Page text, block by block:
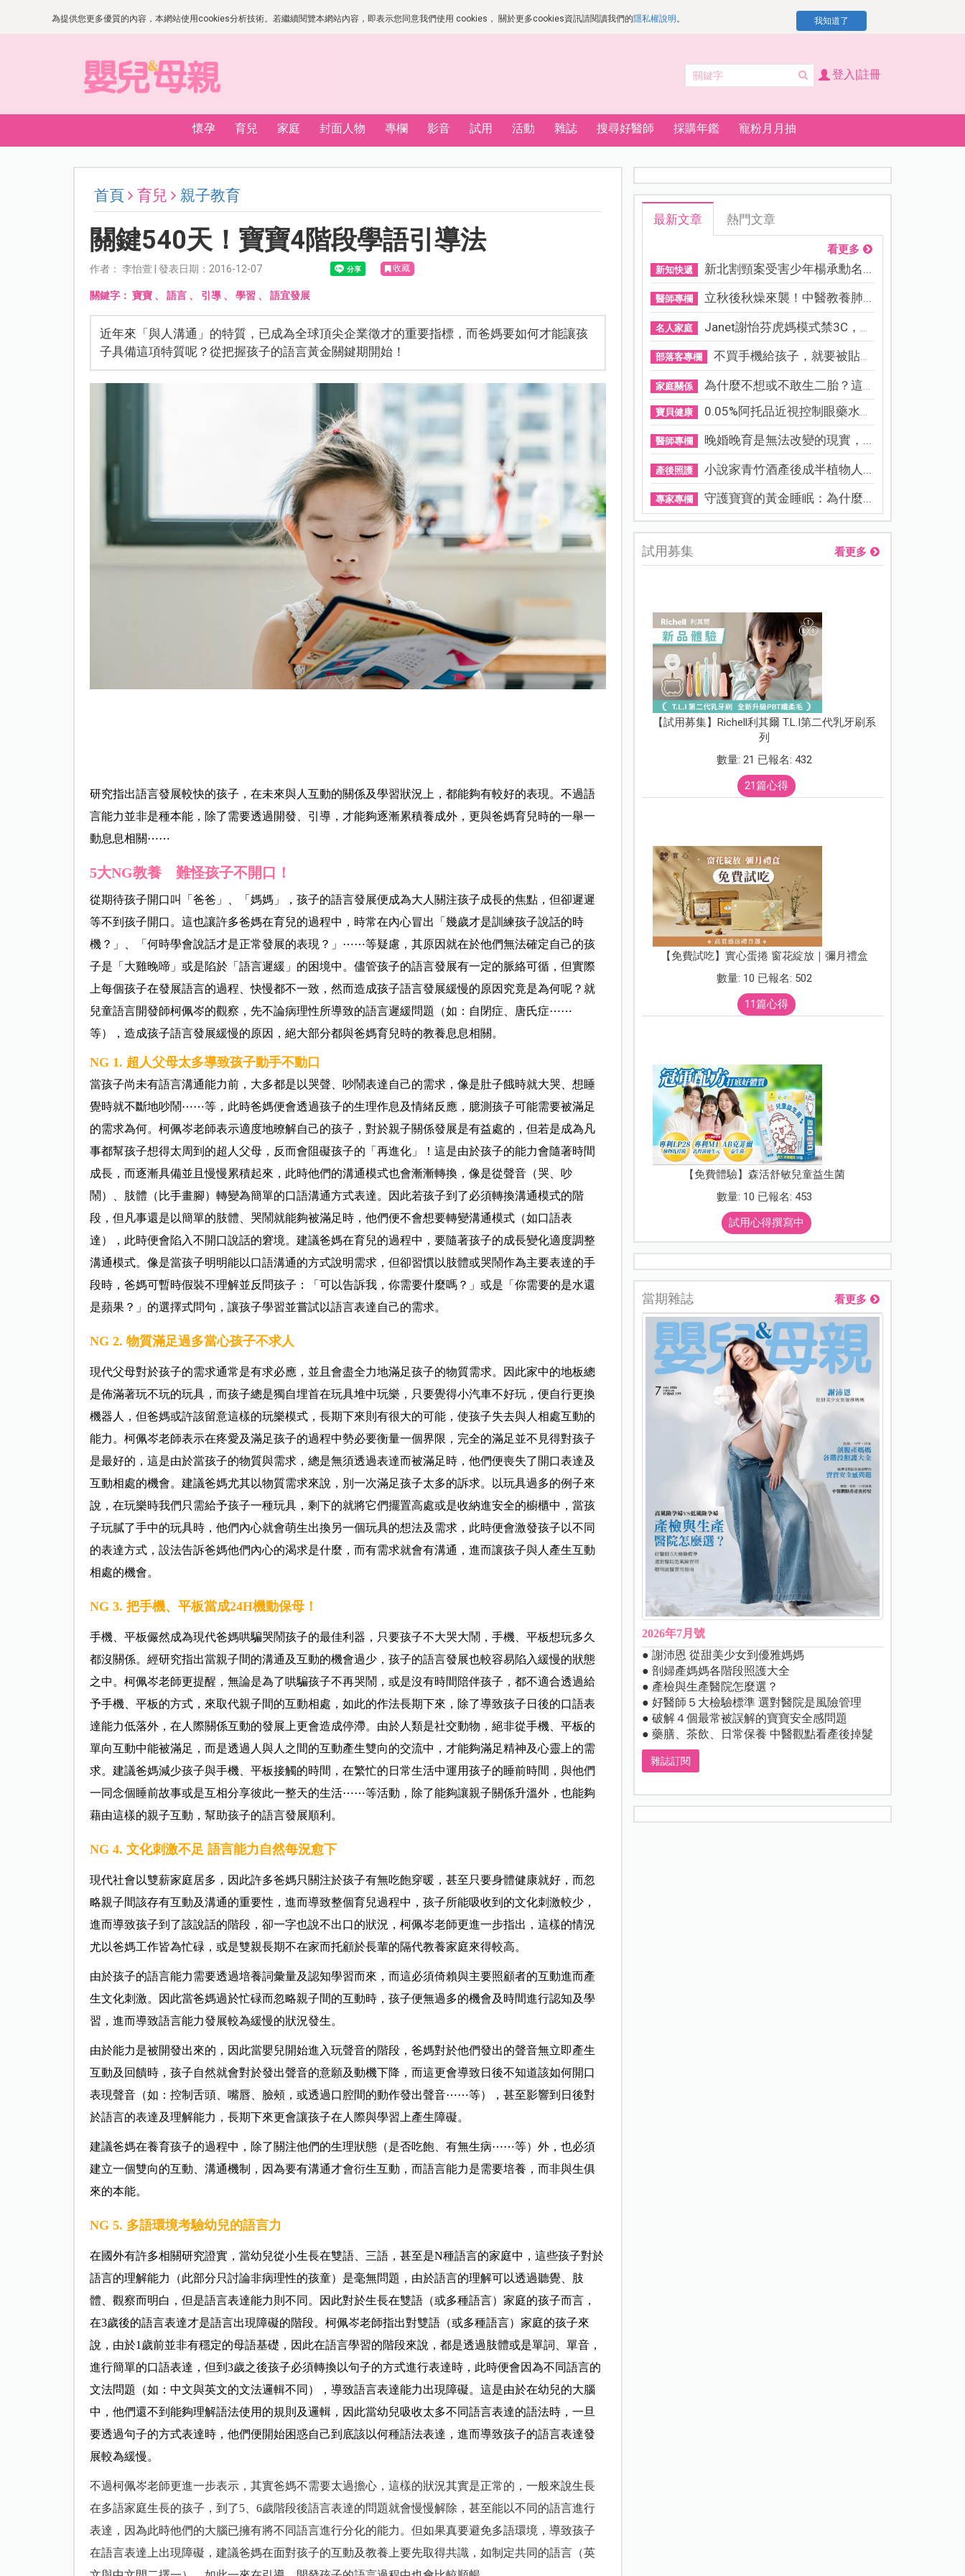
為提供您更多優質的內容，本網站使用cookies分析技術。若繼續閱覽本網站內容，即表示您同意我們使用 cookies， 關於更多cookies資訊請閱讀我們的隱私權說明 。 我知道了
登入|註冊
懷孕 育兒 家庭 封面人物 專欄 影音 試用 活動 雜誌 搜尋好醫師 採購年鑑 寵粉月月抽
首頁 育兒 親子教育
關鍵540天！寶寶4階段學語引導法
作者： 李怡萱 | 發表日期：2016-12-07 收藏
關鍵字： 寶寶、 語言、 引導、 學習 、 語宜發展
近年來「與人溝通」的特質，已成為全球頂尖企業徵才的重要指標，而爸媽要如何才能讓孩
子具備這項特質呢？從把握孩子的語言黃金關鍵期開始！
研究指出語言發展較快的孩子，在未來與人互動的關係及學習狀況上，都能夠有較好的表現。不過語
言能力並非是種本能，除了需要透過開發、引導，才能夠逐漸累積養成外，更與爸媽育兒時的一舉一
動息息相關⋯⋯
5大NG教養 難怪孩子不開口！
從期待孩子開口叫「爸爸」、「媽媽」，孩子的語言發展便成為大人關注孩子成長的焦點，但卻遲遲
等不到孩子開口。這也讓許多爸媽在育兒的過程中，時常在內心冒出「幾歲才是訓練孩子說話的時
機？」、「何時學會說話才是正常發展的表現？」⋯⋯等疑慮，其原因就在於他們無法確定自己的孩
子是「大雞晚啼」或是陷於「語言遲緩」的困境中。儘管孩子的語言發展有一定的脈絡可循，但實際
上每個孩子在發展語言的過程、快慢都不一致，然而造成孩子語言發展緩慢的原因究竟是為何呢？就
兒童語言開發師柯佩岑的觀察，先不論病理性所導致的語言遲緩問題（如：自閉症、唐氏症⋯⋯
等），造成孩子語言發展緩慢的原因，絕大部分都與爸媽育兒時的教養息息相關。
NG 1. 超人父母太多導致孩子動手不動口
當孩子尚未有語言溝通能力前，大多都是以哭聲、吵鬧表達自己的需求，像是肚子餓時就大哭、想睡
覺時就不斷地吵鬧⋯⋯等，此時爸媽便會透過孩子的生理作息及情緒反應，臆測孩子可能需要被滿足
的需求為何。柯佩岑老師表示適度地暸解自己的孩子，對於親子關係發展是有益處的，但若是成為凡
事都幫孩子想得太周到的超人父母，反而會阻礙孩子的「再進化」！這是由於孩子的能力會隨著時間
成長，而逐漸具備並且慢慢累積起來，此時他們的溝通模式也會漸漸轉換，像是從聲音（哭、吵
鬧）、肢體（比手畫腳）轉變為簡單的口語溝通方式表達。因此若孩子到了必須轉換溝通模式的階
段，但凡事還是以簡單的肢體、哭鬧就能夠被滿足時，他們便不會想要轉變溝通模式（如口語表
達），此時便會陷入不開口說話的窘境。建議爸媽在育兒的過程中，要隨著孩子的成長變化適度調整
溝通模式。像是當孩子明明能以口語溝通的方式說明需求，但卻習慣以肢體或哭鬧作為主要表達的手
段時，爸媽可暫時假裝不理解並反問孩子：「可以告訴我，你需要什麼嗎？」或是「你需要的是水還
是蘋果？」的選擇式問句，讓孩子學習並嘗試以語言表達自己的需求。
NG 2. 物質滿足過多當心孩子不求人
現代父母對於孩子的需求通常是有求必應，並且會盡全力地滿足孩子的物質需求。因此家中的地板總
是佈滿著玩不玩的玩具，而孩子總是獨自埋首在玩具堆中玩樂，只要覺得小汽車不好玩，便自行更換
機器人，但爸媽或許該留意這樣的玩樂模式，長期下來則有很大的可能，使孩子失去與人相處互動的
能力。柯佩岑老師表示在疼愛及滿足孩子的過程中勢必要衡量一個界限，完全的滿足並不見得對孩子
是最好的，這是由於當孩子的物質與需求，總是無須透過表達而被滿足時，他們便喪失了開口表達及
互動相處的機會。建議爸媽尤其以物質需求來說，別一次滿足孩子太多的訴求。以玩具過多的例子來
說，在玩樂時我們只需給予孩子一種玩具，剩下的就將它們擺置高處或是收納進安全的櫥櫃中，當孩
子玩膩了手中的玩具時，他們內心就會萌生出換另一個玩具的想法及需求，此時便會激發孩子以不同
的表達方式，設法告訴爸媽他們內心的渴求是什麼，而有需求就會有溝通，進而讓孩子與人產生互動
相處的機會。
NG 3. 把手機、平板當成24H機動保母！
手機、平板儼然成為現代爸媽哄騙哭鬧孩子的最佳利器，只要孩子不大哭大鬧，手機、平板想玩多久
都沒關係。經研究指出當親子間的溝通及互動的機會過少，孩子的語言發展也較容易陷入緩慢的狀態
之中。柯佩岑老師更提醒，無論是為了哄騙孩子不再哭鬧，或是沒有時間陪伴孩子，都不適合透過給
予手機、平板的方式，來取代親子間的互動相處，如此的作法長期下來，除了導致孩子日後的口語表
達能力低落外，在人際關係互動的發展上更會造成停滯。由於人類是社交動物，絕非從手機、平板的
單向互動中能被滿足，而是透過人與人之間的互動產生雙向的交流中，才能夠滿足精神及心靈上的需
求。建議爸媽減少孩子與手機、平板接觸的時間，在繁忙的日常生活中運用孩子的睡前時間，與他們
一同念個睡前故事或是互相分享彼此一整天的生活⋯⋯等活動，除了能夠讓親子關係升溫外，也能夠
藉由這樣的親子互動，幫助孩子的語言發展順利。
NG 4. 文化刺激不足 語言能力自然每況愈下
現代社會以雙薪家庭居多，因此許多爸媽只關注於孩子有無吃飽穿暖，甚至只要身體健康就好，而忽
略親子間該存有互動及溝通的重要性，進而導致整個育兒過程中，孩子所能吸收到的文化刺激較少，
進而導致孩子到了該說話的階段，卻一字也說不出口的狀況，柯佩岑老師更進一步指出，這樣的情況
尤以爸媽工作皆為忙碌，或是雙親長期不在家而托顧於長輩的隔代教養家庭來得較高。
由於孩子的語言能力需要透過培養詞彙量及認知學習而來，而這必須倚賴與主要照顧者的互動進而產
生文化刺激。因此當爸媽過於忙碌而忽略親子間的互動時，孩子便無過多的機會及時間進行認知及學
習，進而導致語言能力發展較為緩慢的狀況發生。
由於能力是被開發出來的，因此當嬰兒開始進入玩聲音的階段，爸媽對於他們發出的聲音無立即產生
互動及回饋時，孩子自然就會對於發出聲音的意願及動機下降，而這更會導致日後不知道該如何開口
表現聲音（如：控制舌頭、嘴唇、臉頰，或透過口腔間的動作發出聲音⋯⋯等），甚至影響到日後對
於語言的表達及理解能力，長期下來更會讓孩子在人際與學習上產生障礙。
建議爸媽在養育孩子的過程中，除了關注他們的生理狀態（是否吃飽、有無生病⋯⋯等）外，也必須
建立一個雙向的互動、溝通機制，因為要有溝通才會衍生互動，而語言能力是需要培養，而非與生俱
來的本能。
NG 5. 多語環境考驗幼兒的語言力
在國外有許多相關研究證實，當幼兒從小生長在雙語、三語，甚至是N種語言的家庭中，這些孩子對於
語言的理解能力（此部分只討論非病理性的孩童）是毫無問題，由於語言的理解可以透過聽覺、肢
體、觀察而明白，但是語言表達能力則不同。因此對於生長在雙語（或多種語言）家庭的孩子而言，
在3歲後的語言表達才是語言出現障礙的階段。柯佩岑老師指出對雙語（或多種語言）家庭的孩子來
說，由於1歲前並非有穩定的母語基礎，因此在語言學習的階段來說，都是透過肢體或是單詞、單音，
進行簡單的口語表達，但到3歲之後孩子必須轉換以句子的方式進行表達時，此時便會因為不同語言的
文法問題（如：中文與英文的文法邏輯不同），導致語言表達能力出現障礙。這是由於在幼兒的大腦
中，他們還不到能夠理解語法使用的規則及邏輯，因此當幼兒吸收太多不同語言表達的語法時，一旦
要透過句子的方式表達時，他們便開始困惑自己到底該以何種語法表達，進而導致孩子的語言表達發
展較為緩慢。
不過柯佩岑老師更進一步表示，其實爸媽不需要太過擔心，這樣的狀況其實是正常的，一般來說生長
在多語家庭生長的孩子，到了5、6歲階段後語言表達的問題就會慢慢解除，甚至能以不同的語言進行
表達，因為此時他們的大腦已擁有將不同語言進行分化的能力。但如果真要避免多語環境，導致孩子
在語言表達上出現障礙，建議爸媽在面對孩子的互動及教養上要先取得共識，如制定共同的語言（英
最新文章 熱門文章
看更多
新知快遞 新北割頸案受害少年楊承勳名...
醫師專欄 立秋後秋燥來襲！中醫教養肺...
名人家庭 Janet謝怡芬虎媽模式禁3C，看...
部落客專欄 不買手機給孩子，就要被貼「...
家庭關係 為什麼不想或不敢生二胎？這8...
寶貝健康 0.05%阿托品近視控制眼藥水納...
醫師專欄 晚婚晚育是無法改變的現實，...
產後照護 小說家青竹酒產後成半植物人...
專家專欄 守護寶寶的黃金睡眠：為什麼...
試用募集 看更多
【試用募集】Richell利其爾 T.L.I第二代乳牙刷系
列
數量: 21 已報名: 432
21篇心得
【免費試吃】實心蛋捲 窗花綻放｜彌月禮盒
數量: 10 已報名: 502
11篇心得
【免費體驗】森活舒敏兒童益生菌
數量: 10 已報名: 453
試用心得撰寫中
當期雜誌 看更多
2026年7月號
● 謝沛恩 從甜美少女到優雅媽媽
● 剖婦產媽媽各階段照護大全
● 產檢與生產醫院怎麼選？
● 好醫師５大檢驗標準 選對醫院是風險管理
● 破解４個最常被誤解的寶寶安全感問題
● 藥膳、茶飲、日常保養 中醫觀點看產後掉髮
雜誌訂閱